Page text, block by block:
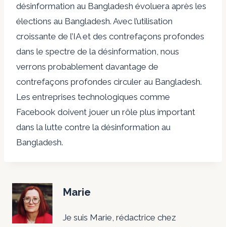
désinformation au Bangladesh évoluera après les
élections au Bangladesh. Avec l’utilisation
croissante de l’IA et des contrefaçons profondes
dans le spectre de la désinformation, nous
verrons probablement davantage de
contrefaçons profondes circuler au Bangladesh.
Les entreprises technologiques comme
Facebook doivent jouer un rôle plus important
dans la lutte contre la désinformation au
Bangladesh.
Marie
Je suis Marie, rédactrice chez